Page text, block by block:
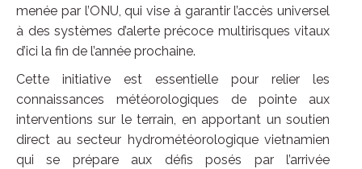
menée par l’ONU, qui vise à garantir l’accès universel
à des systèmes d’alerte précoce multirisques vitaux
d’ici la fin de l’année prochaine.
Cette initiative est essentielle pour relier les
connaissances météorologiques de pointe aux
interventions sur le terrain, en apportant un soutien
direct au secteur hydrométéorologique vietnamien
qui se prépare aux défis posés par l’arrivée